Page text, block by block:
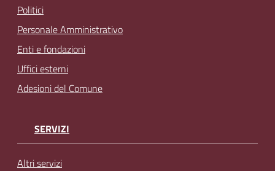
Politici
Personale Amministrativo
Enti e fondazioni
Uffici esterni
Adesioni del Comune
SERVIZI
Altri servizi